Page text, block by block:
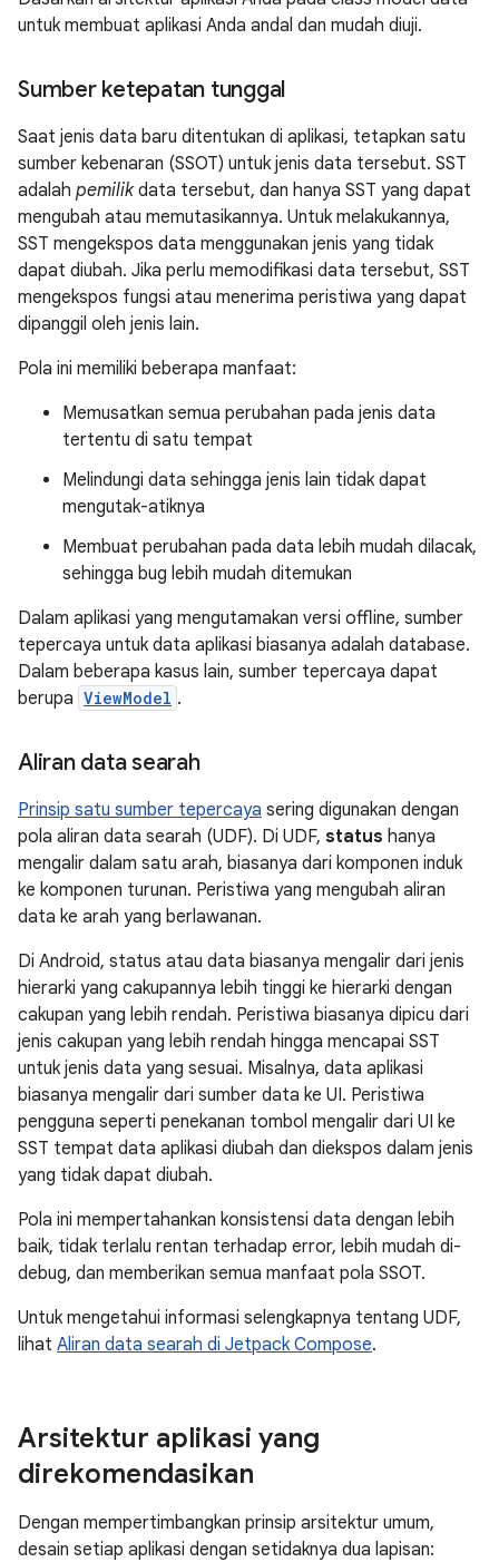
untuk membuat aplikasi Anda andal dan mudah diuji.
Sumber ketepatan tunggal
Saat jenis data baru ditentukan di aplikasi, tetapkan satu
sumber kebenaran (SSOT) untuk jenis data tersebut. SST
adalah pemilikdata tersebut, dan hanya SST yang dapat
mengubah atau memutasikannya. Untuk melakukannya,
SST mengekspos data menggunakan jenis yang tidak
dapat diubah. Jika perlu memodifikasi data tersebut, SST
mengekspos fungsi atau menerima peristiwa yang dapat
dipanggil oleh jenis lain.
Pola ini memiliki beberapa manfaat:
Memusatkan semua perubahan pada jenis data
tertentu di satu tempat
Melindungi data sehingga jenis lain tidak dapat
mengutak-atiknya
Membuat perubahan pada data lebih mudah dilacak,
sehingga bug lebih mudah ditemukan
Dalam aplikasi yang mengutamakan versi offline, sumber
tepercaya untuk data aplikasi biasanya adalah database.
Dalam beberapa kasus lain, sumber tepercaya dapat
berupa ViewModel .
Aliran data searah
Prinsip satu sumber tepercaya sering digunakan dengan
pola aliran data searah (UDF). Di UDF, status hanya
mengalir dalam satu arah, biasanya dari komponen induk
ke komponen turunan. Peristiwa yang mengubah aliran
data ke arah yang berlawanan.
Di Android, status atau data biasanya mengalir dari jenis
hierarki yang cakupannya lebih tinggi ke hierarki dengan
cakupan yang lebih rendah. Peristiwa biasanya dipicu dari
jenis cakupan yang lebih rendah hingga mencapai SST
untuk jenis data yang sesuai. Misalnya, data aplikasi
biasanya mengalir dari sumber data ke UI. Peristiwa
pengguna seperti penekanan tombol mengalir dari UI ke
SST tempat data aplikasi diubah dan diekspos dalam jenis
yang tidak dapat diubah.
Pola ini mempertahankan konsistensi data dengan lebih
baik, tidak terlalu rentan terhadap error, lebih mudah di-
debug, dan memberikan semua manfaat pola SSOT.
Untuk mengetahui informasi selengkapnya tentang UDF,
lihat Aliran data searah di Jetpack Compose.
Arsitektur aplikasi yang
direkomendasikan
Dengan mempertimbangkan prinsip arsitektur umum,
desain setiap aplikasi dengan setidaknya dua lapisan: